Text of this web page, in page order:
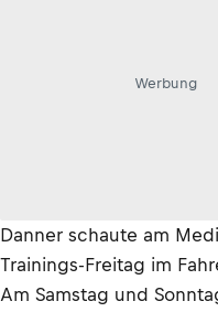
Werbung
Danner schaute am
Trainings-Freitag im
Am Samstag und